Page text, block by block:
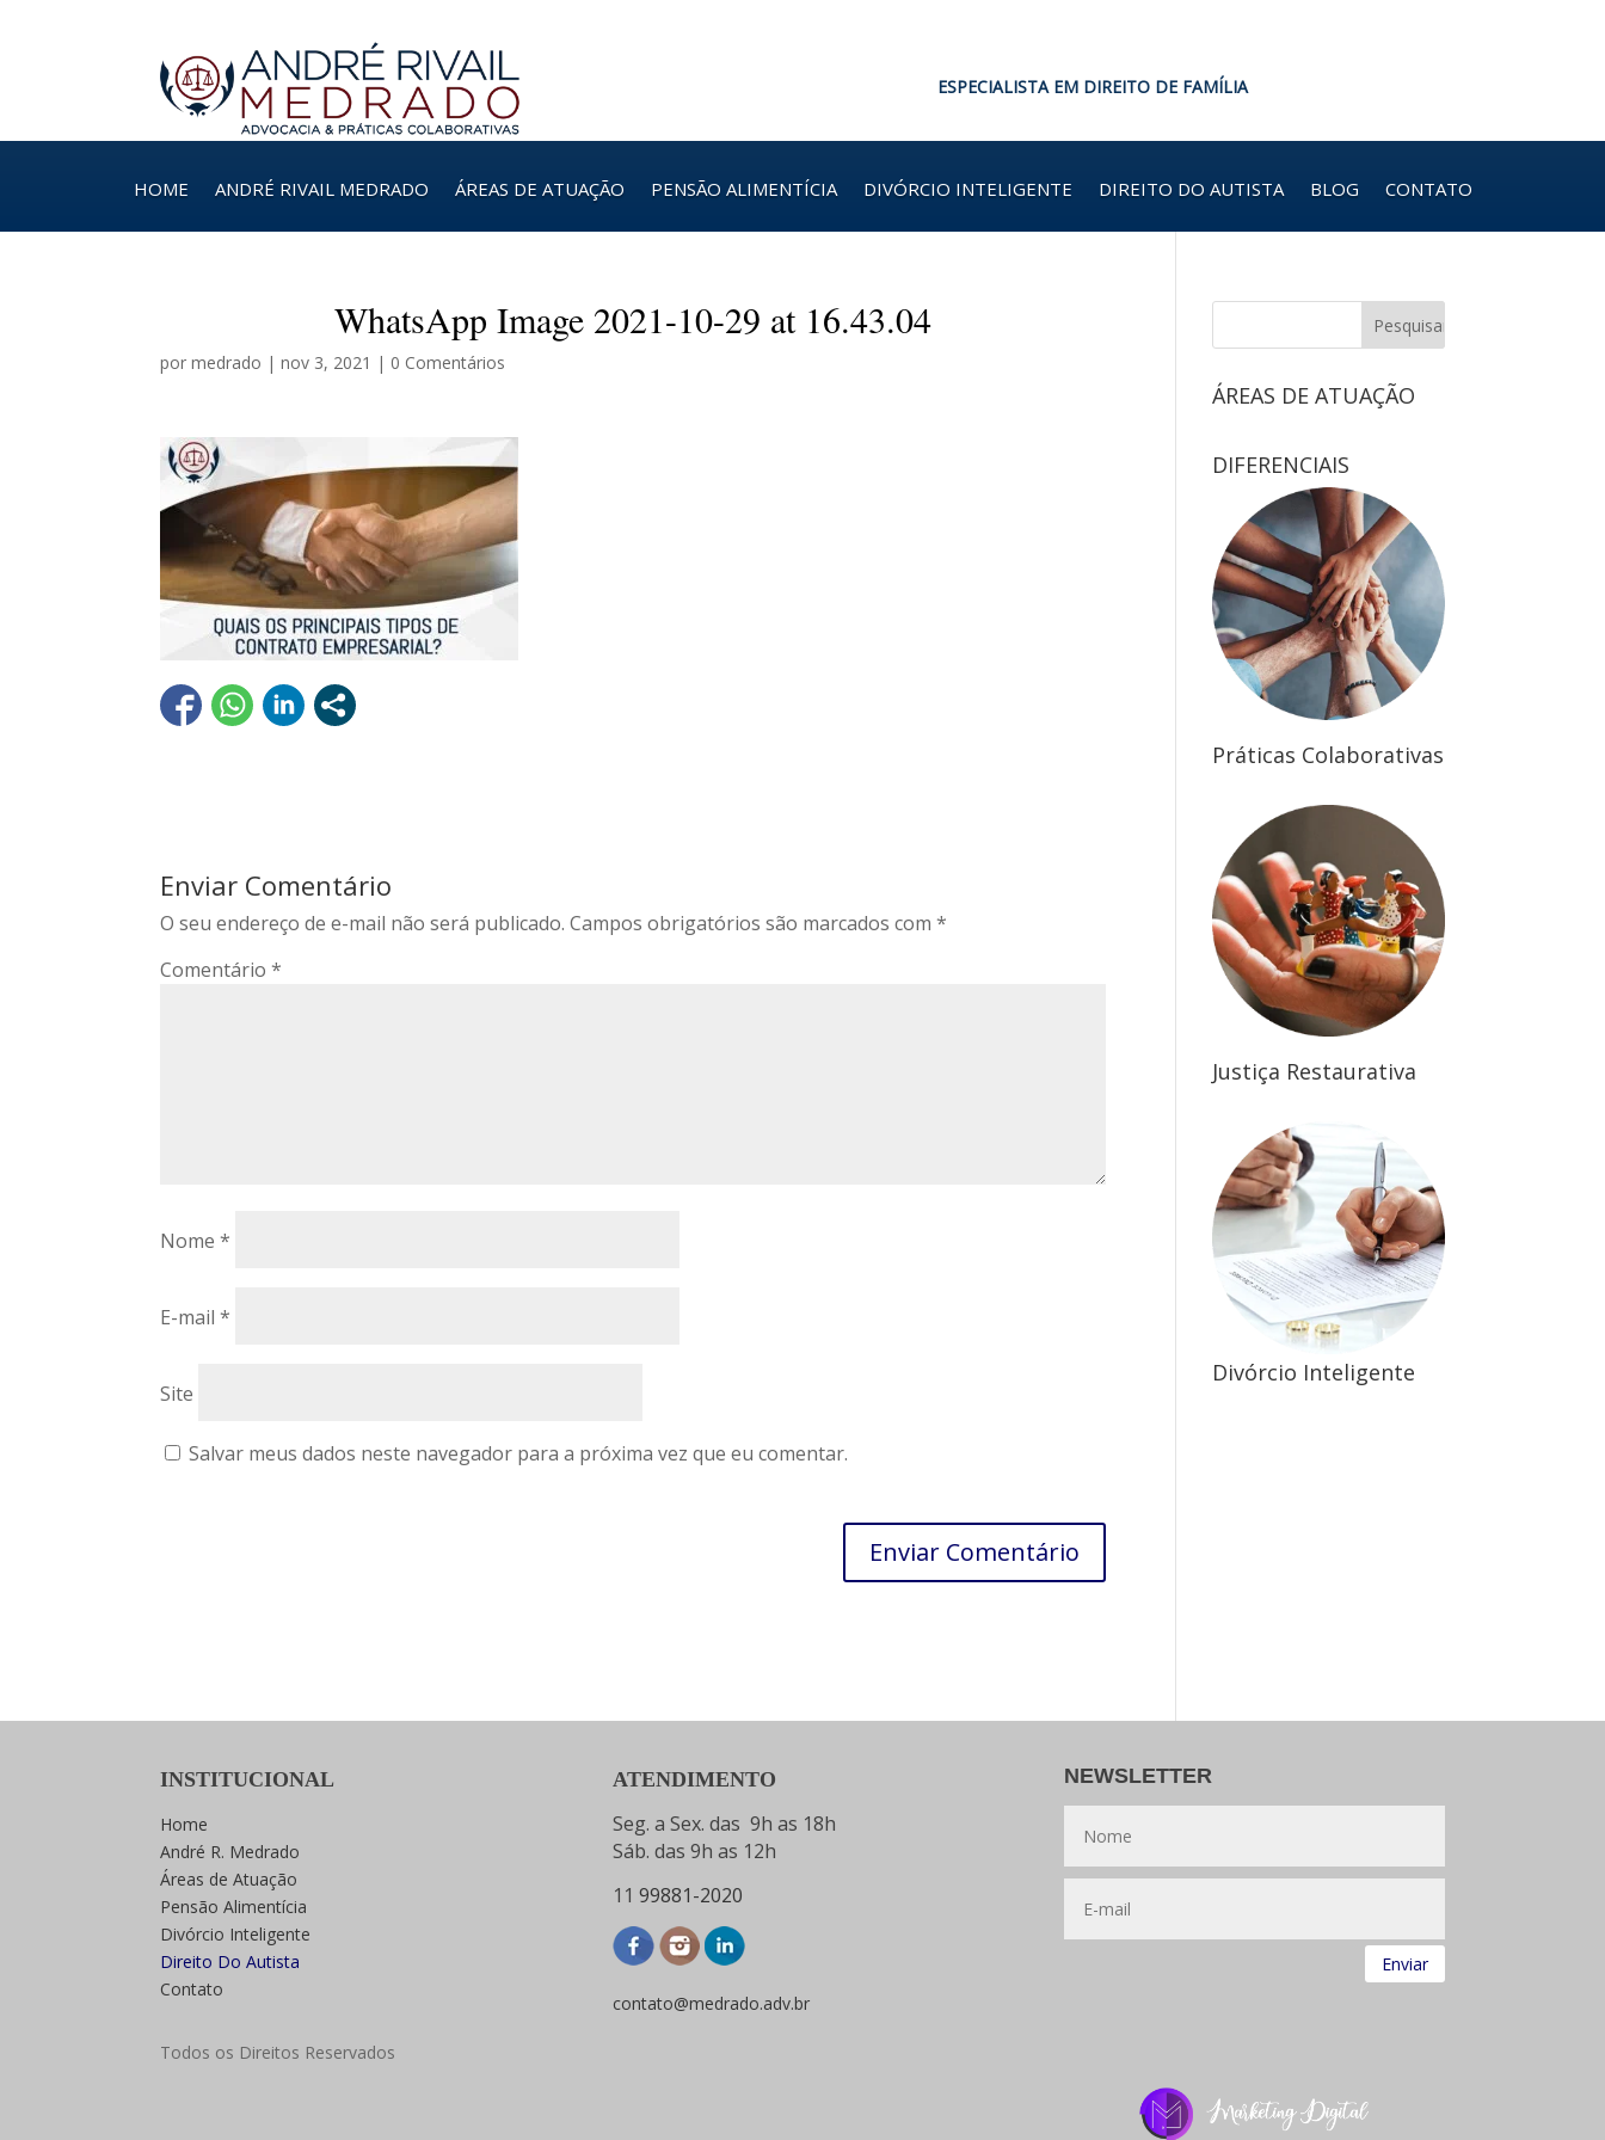
ESPECIALISTA EM DIREITO DE FAMÍLIA
HOME ANDRÉ RIVAIL MEDRADO ÁREAS DE ATUAÇÃO PENSÃO ALIMENTÍCIA DIVÓRCIO INTELIGENTE DIREITO DO AUTISTA BLOG CONTATO
WhatsApp Image 2021-10-29 at 16.43.04
pormedrado |nov 3, 2021 | 0 Comentários
Enviar Comentário
O seu endereço de e-mail não será publicado. Campos obrigatórios são marcados com*
Comentário*
Nome*
E-mail*
Site
Salvar meus dados neste navegador para a próxima vez que eu comentar.
ÁREAS DE ATUAÇÃO
DIFERENCIAIS
Práticas Colaborativas
Justiça Restaurativa
Divórcio Inteligente
INSTITUCIONAL
Home
André R. Medrado
Áreas de Atuação
Pensão Alimentícia
Divórcio Inteligente
Direito Do Autista
Contato
Todos os Direitos Reservados
ATENDIMENTO
Seg. a Sex. das 9h as 18h
Sáb. das 9h as 12h
11 99881-2020
contato@medrado.adv.br
NEWSLETTER
Enviar